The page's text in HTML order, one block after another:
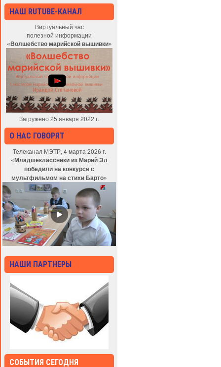
НАШ RUTUBE-КАНАЛ
Виртуальный час
полезной информации
«Волшебство марийской вышивки»
Загружено 25 января 2022 г.
О НАС ГОВОРЯТ
Телеканал МЭТР, 4 марта 2026 г.
«Младшеклассники из Марий Эл
победили на конкурсе с
мультфильмом на стихи Барто»
НАШИ ПАРТНЕРЫ
СОБЫТИЯ СЕГОДНЯ